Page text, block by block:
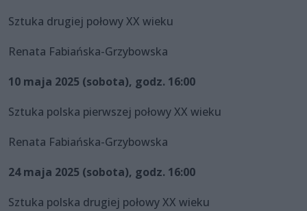
Sztuka drugiej połowy XX wieku
Renata Fabiańska-Grzybowska
10 maja 2025 (sobota), godz. 16:00
Sztuka polska pierwszej połowy XX wieku
Renata Fabiańska-Grzybowska
24 maja 2025 (sobota), godz. 16:00
Sztuka polska drugiej połowy XX wieku